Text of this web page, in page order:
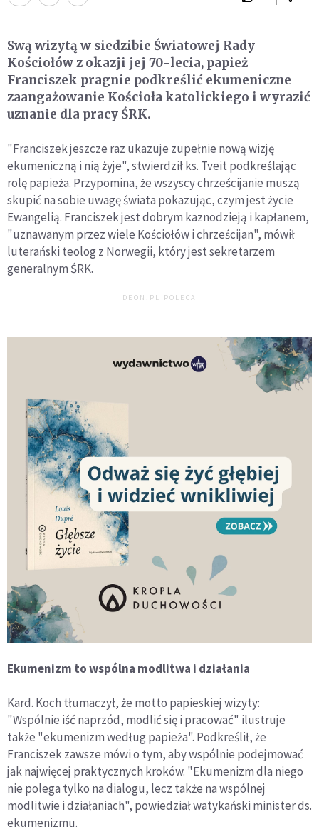
Swą wizytą w siedzibie Światowej Rady
Kościołów z okazji jej 70-lecia, papież
Franciszek pragnie podkreślić ekumeniczne
zaangażowanie Kościoła katolickiego i wyrazić
uznanie dla pracy ŚRK.
"Franciszek jeszcze raz ukazuje zupełnie nową wizję
ekumeniczną i nią żyje", stwierdził ks. Tveit podkreślając
rolę papieża. Przypomina, że wszyscy chrześcijanie muszą
skupić na sobie uwagę świata pokazując, czym jest życie
Ewangelią. Franciszek jest dobrym kaznodzieją i kapłanem,
"uznawanym przez wiele Kościołów i chrześcijan", mówił
luterański teolog z Norwegii, który jest sekretarzem
generalnym ŚRK.
DEON.PL POLECA
Ekumenizm to wspólna modlitwa i działania
Kard. Koch tłumaczył, że motto papieskiej wizyty:
"Wspólnie iść naprzód, modlić się i pracować" ilustruje
także "ekumenizm według papieża". Podkreślił, że
Franciszek zawsze mówi o tym, aby wspólnie podejmować
jak najwięcej praktycznych kroków. "Ekumenizm dla niego
nie polega tylko na dialogu, lecz także na wspólnej
modlitwie i działaniach", powiedział watykański minister ds.
ekumenizmu.